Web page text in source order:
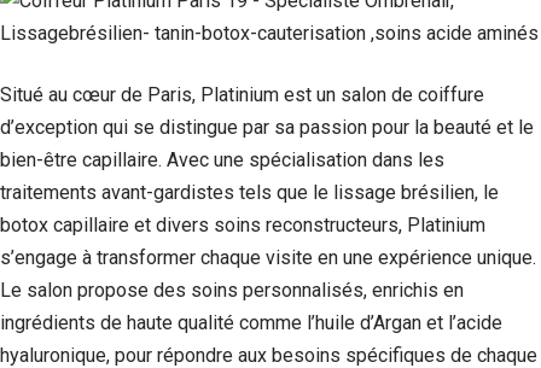
Situé au cœur de Paris, Platinium est un salon de coiffure
d’exception qui se distingue par sa passion pour la beauté et le
bien-être capillaire. Avec une spécialisation dans les
traitements avant-gardistes tels que le lissage brésilien, le
botox capillaire et divers soins reconstructeurs, Platinium
s’engage à transformer chaque visite en une expérience unique.
Le salon propose des soins personnalisés, enrichis en
ingrédients de haute qualité comme l’huile d’Argan et l’acide
hyaluronique, pour répondre aux besoins spécifiques de chaque